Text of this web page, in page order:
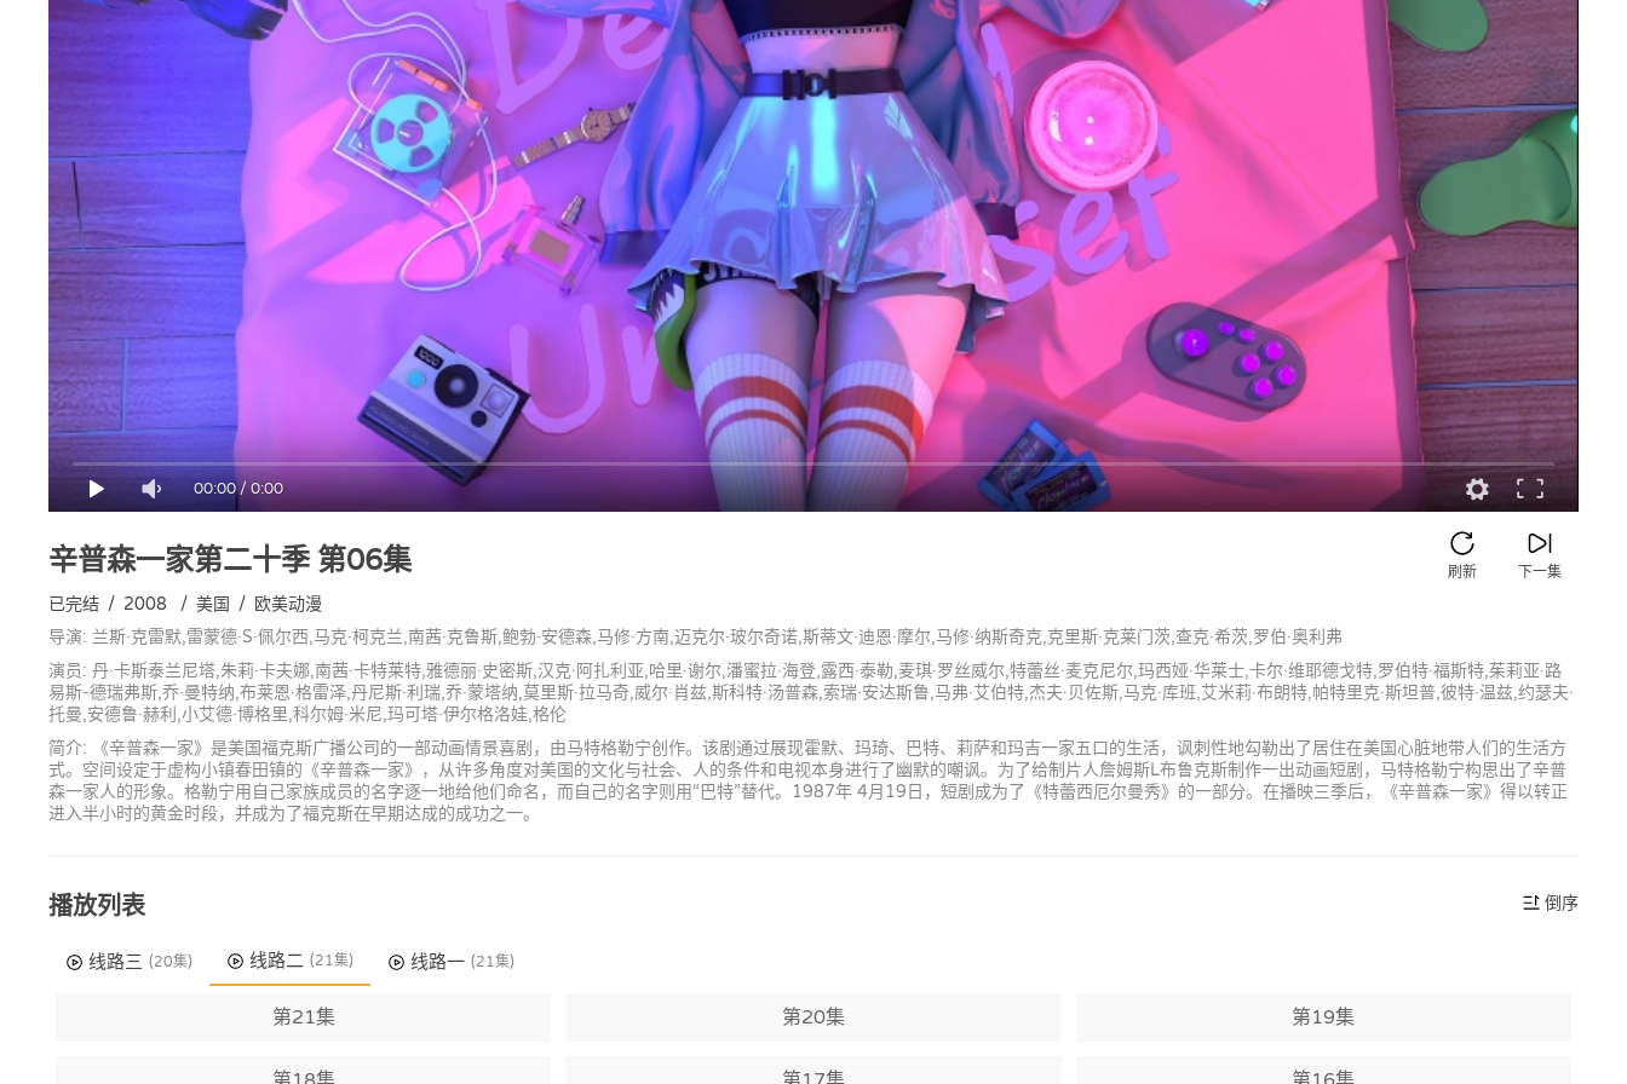
00:00/0:00
辛普森一家第二十季第06集 下一集
刷新
已完结 / 2008 / 美国 / 欧美动漫
导演: 兰斯·克雷默,雷蒙德·S·佩尔西,马克·柯克兰,南茜·克鲁斯,鲍勃·安德森,马修·方南,迈克尔·玻尔奇诺,斯蒂文·迪恩·摩尔,马修·纳斯奇克,克里斯·克莱门茨,查克·希茨,罗伯·奥利弗
演员: 丹·卡斯泰兰尼塔,朱莉·卡夫娜,南茜·卡特莱特,雅德丽·史密斯,汉克·阿扎利亚,哈里·谢尔,潘蜜拉·海登,露西·泰勒,麦琪·罗丝威尔,特蕾丝·麦克尼尔,玛西娅·华莱士,卡尔·维耶德戈特,罗伯特·福斯特,茱莉亚·路
易斯-德瑞弗斯,乔·曼特纳,布莱恩·格雷泽,丹尼斯·利瑞,乔·蒙塔纳,莫里斯·拉马奇,威尔·肖兹,斯科特·汤普森,索瑞·安达斯鲁,马弗·艾伯特,杰夫·贝佐斯,马克·库班,艾米莉·布朗特,帕特里克·斯坦普,彼特·温兹,约瑟夫·
托曼,安德鲁·赫利,小艾德·博格里,科尔姆·米尼,玛可塔·伊尔格洛娃,格伦
简介: 《辛普森一家》是美国福克斯广播公司的一部动画情景喜剧，由马特格勒宁创作。该剧通过展现霍默、玛琦、巴特、莉萨和玛吉一家五口的生活，讽刺性地勾勒出了居住在美国心脏地带人们的生活方
式。空间设定于虚构小镇春田镇的《辛普森一家》，从许多角度对美国的文化与社会、人的条件和电视本身进行了幽默的嘲讽。为了给制片人詹姆斯L布鲁克斯制作一出动画短剧，马特格勒宁构思出了辛普
森一家人的形象。格勒宁用自己家族成员的名字逐一地给他们命名，而自己的名字则用“巴特”替代。1987年 4月19日，短剧成为了《特蕾西厄尔曼秀》的一部分。在播映三季后，《辛普森一家》得以转正
进入半小时的黄金时段，并成为了福克斯在早期达成的成功之一。
播放列表 倒序
线路三 (20集) 线路二 (21集) 线路一 (21集)
第21集 第20集 第19集